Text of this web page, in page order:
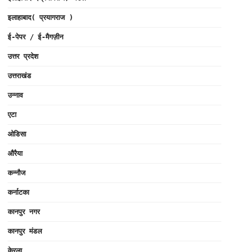
इलाहाबाद( प्रयागराज )
ई-पेपर / ई-मैगज़ीन
उत्तर प्रदेश
उत्तराखंड
उन्नाव
एटा
ओडिसा
औरैया
कन्नौज
कर्नाटका
कानपुर नगर
कानपुर मंडल